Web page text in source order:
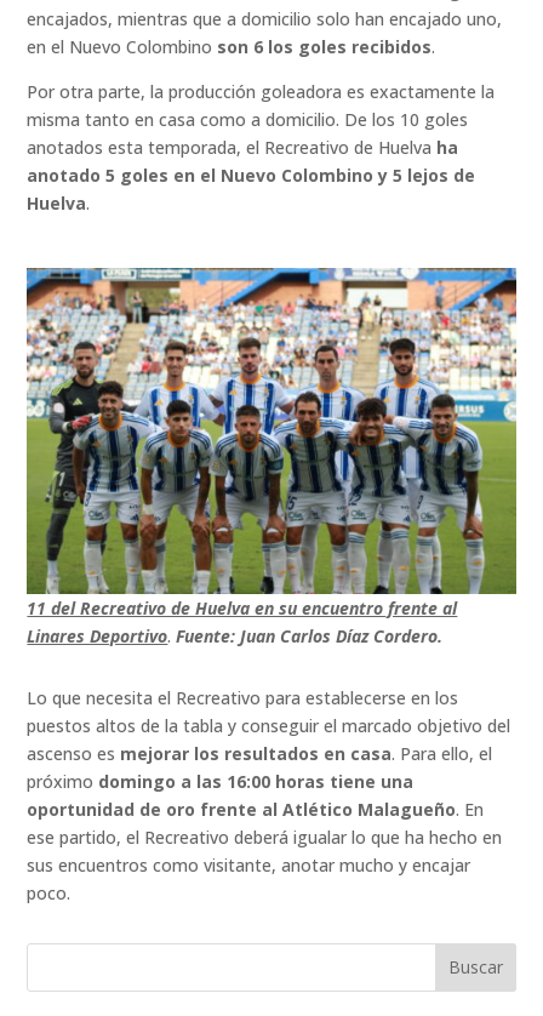
encajados, mientras que a domicilio solo han encajado uno,
en el Nuevo Colombino son 6 los goles recibidos.
Por otra parte, la producción goleadora es exactamente la
misma tanto en casa como a domicilio. De los 10 goles
anotados esta temporada, el Recreativo de Huelva ha
anotado 5 goles en el Nuevo Colombino y 5 lejos de
Huelva.
11 del Recreativo de Huelva en su encuentro frente al
Linares Deportivo.Fuente: Juan Carlos Díaz Cordero.
Lo que necesita el Recreativo para establecerse en los
puestos altos de la tabla y conseguir el marcado objetivo del
ascenso es mejorar los resultados en casa. Para ello, el
próximo domingo a las 16:00 horas tiene una
oportunidad de oro frente al Atlético Malagueño. En
ese partido, el Recreativo deberá igualar lo que ha hecho en
sus encuentros como visitante, anotar mucho y encajar
poco.
Buscar